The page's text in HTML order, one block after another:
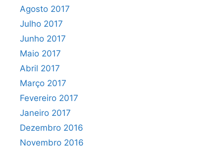
Agosto 2017
Julho 2017
Junho 2017
Maio 2017
Abril 2017
Março 2017
Fevereiro 2017
Janeiro 2017
Dezembro 2016
Novembro 2016